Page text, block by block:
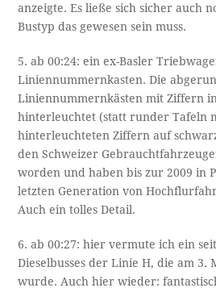
anzeigte. Es ließe sich sicher auch
Bustyp das gewesen sein muss.
5. ab 00:24: ein ex-Basler
Liniennummernkasten. Die
Liniennummernkästen mit Ziffern
hinterleuchtet (statt runder Tafeln
hinterleuchteten Ziffern auf
den Schweizer
worden und haben bis zur 2009 in
letzten Generation von
Auch ein tolles Detail.
6. ab 00:27: hier vermute ich ein
Dieselbusses der Linie H, die am 3.
wurde. Auch hier wieder: